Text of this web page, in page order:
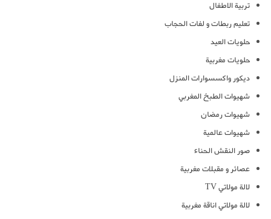
تربية الاطفال
تعليم ربطات و لفات الحجاب
حلويات العيد
حلويات مغربية
ديكور واكسسوارات المنزل
شهيوات الطبخ المغربي
شهيوات رمضان
شهيوات عالمية
صور النقش الحناء
عصائر و مقبلات مغربية
لالة مولاتي TV
لالة مولاتي اناقة مغربية